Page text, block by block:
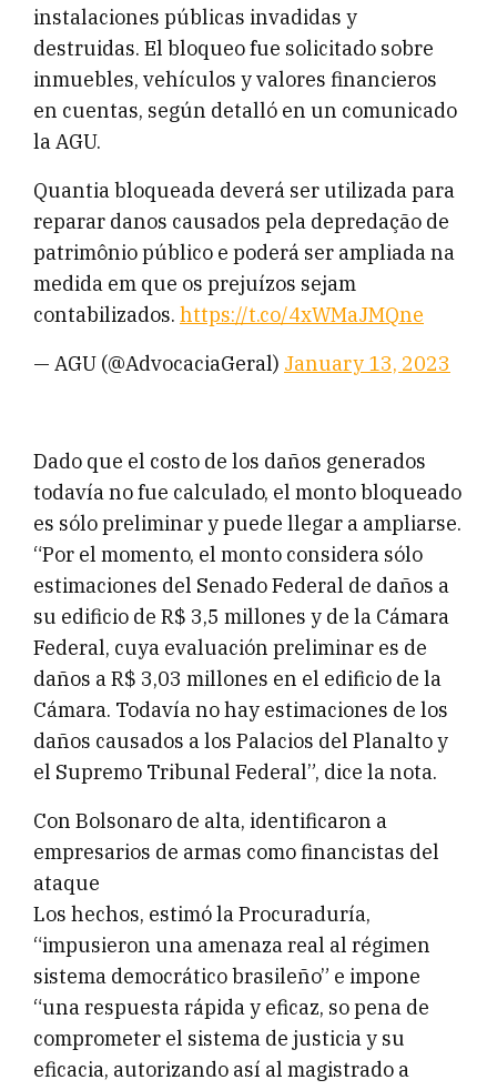
instalaciones públicas invadidas y
destruidas. El bloqueo fue solicitado sobre
inmuebles, vehículos y valores financieros
en cuentas, según detalló en un comunicado
la AGU.
Quantia bloqueada deverá ser utilizada para
reparar danos causados pela depredação de
patrimônio público e poderá ser ampliada na
medida em que os prejuízos sejam
contabilizados. https://t.co/4xWMaJMQne
— AGU (@AdvocaciaGeral) January 13, 2023
Dado que el costo de los daños generados
todavía no fue calculado, el monto bloqueado
es sólo preliminar y puede llegar a ampliarse.
“Por el momento, el monto considera sólo
estimaciones del Senado Federal de daños a
su edificio de R$ 3,5 millones y de la Cámara
Federal, cuya evaluación preliminar es de
daños a R$ 3,03 millones en el edificio de la
Cámara. Todavía no hay estimaciones de los
daños causados ​​a los Palacios del Planalto y
el Supremo Tribunal Federal”, dice la nota.
Con Bolsonaro de alta, identificaron a
empresarios de armas como financistas del
ataque
Los hechos, estimó la Procuraduría,
“impusieron una amenaza real al régimen
sistema democrático brasileño” e impone
“una respuesta rápida y eficaz, so pena de
comprometer el sistema de justicia y su
eficacia, autorizando así al magistrado a